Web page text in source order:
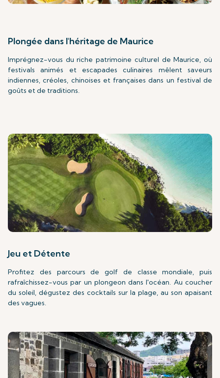
Plongée dans l'héritage de Maurice
Imprégnez-vous du riche patrimoine culturel de Maurice, où
festivals animés et escapades culinaires mêlent saveurs
indiennes, créoles, chinoises et françaises dans un festival de
goûts et de traditions.
Jeu et Détente
Profitez des parcours de golf de classe mondiale, puis
rafraîchissez-vous par un plongeon dans l'océan. Au coucher
du soleil, dégustez des cocktails sur la plage, au son apaisant
des vagues.